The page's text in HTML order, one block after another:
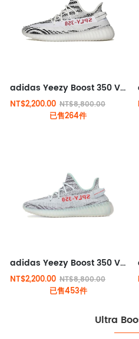
adidas Yeezy Boost 350 V2 經典運動款 白斑馬
NT$2,200.00 NT$8,800.00
已售264件
adidas Yeezy Boost 350 V2 經典運動款 可燃冰
NT$2,200.00 NT$8,800.00
已售453件
Ultra